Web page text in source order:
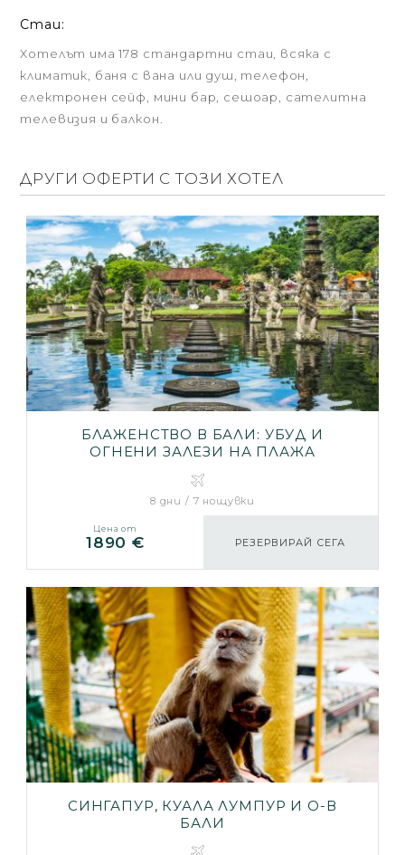
Стаи:
Хотелът има 178 стандартни стаи, всяка с
климатик, баня с вана или душ, телефон,
електронен сейф, мини бар, сешоар, сателитна
телевизия и балкон.
ДРУГИ ОФЕРТИ С ТОЗИ ХОТЕЛ
БЛАЖЕНСТВО В БАЛИ: УБУД И
ОГНЕНИ ЗАЛЕЗИ НА ПЛАЖА
8 дни / 7 нощувки
Цена от
1890 € РЕЗЕРВИРАЙ СЕГА
СИНГАПУР, КУАЛА ЛУМПУР И О-В
БАЛИ